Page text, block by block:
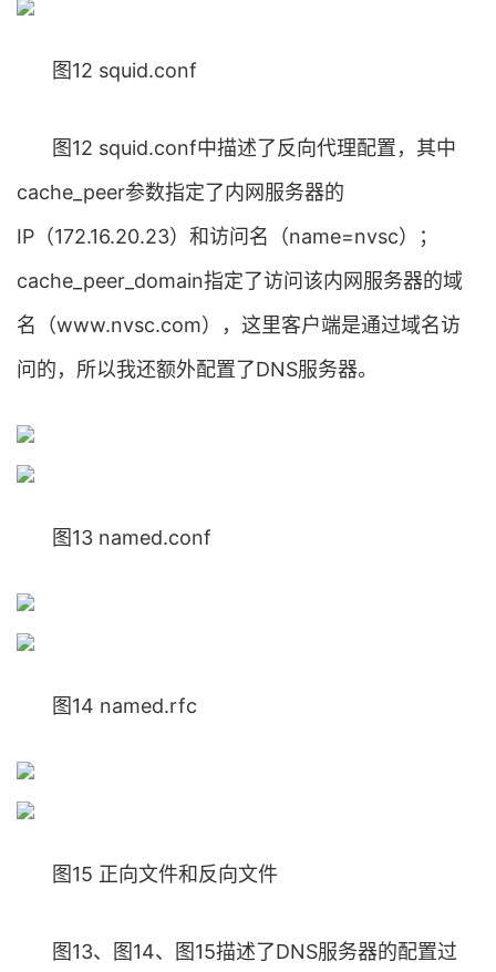
图12 squid.conf
图12 squid.conf中描述了反向代理配置，其中
cache_peer参数指定了内网服务器的
IP（172.16.20.23）和访问名（name=nvsc）；
cache_peer_domain指定了访问该内网服务器的域
名（www.nvsc.com），这里客户端是通过域名访
问的，所以我还额外配置了DNS服务器。
图13 named.conf
图14 named.rfc
图15 正向文件和反向文件
图13、图14、图15描述了DNS服务器的配置过